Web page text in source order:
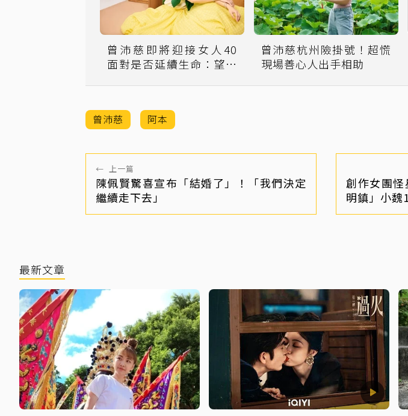
曾沛慈即將迎接女人40
面對是否延續生命：望能
曾沛慈杭州險掛號！超慌
現場善心人出手相助
曾沛慈 阿本
← 上一篇
陳佩賢驚喜宣布「結婚了」！「我們決定
繼續走下去」
創作女團
明鎮」小魏
最新文章